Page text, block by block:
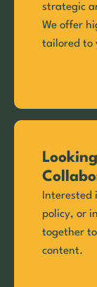
strategic
We offer
tailored to
Interested
policy, or
together
content.